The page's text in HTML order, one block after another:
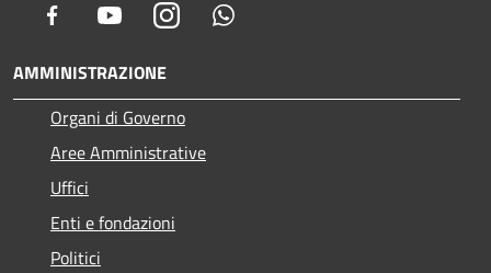
Facebook YoutubeInstagram
AMMINISTRAZIONE
Organi di Governo
Aree Amministrative
Uffici
Enti e fondazioni
Politici